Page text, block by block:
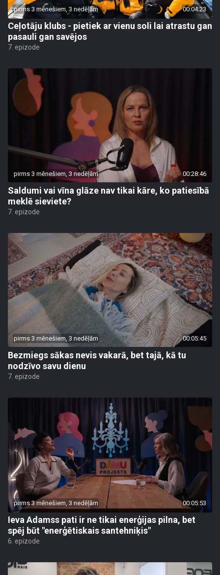
pirms 3 mēnešiem, 3 nedēļām 00:04:23
Ceļotāju klubs - pietiek ar vienu soli lai atrastu gan
pasauli gan savējos
7. epizode
pirms 3 mēnešiem, 3 nedēļām 00:28:46
Saldumi vai vīna glāze nav tikai kāre, ko patiesībā
meklē sieviete?
7. epizode
pirms 3 mēnešiem, 3 nedēļām 00:05:45
Bezmiegs sākas nevis vakarā, bet tajā, kā tu
nodzīvo savu dienu
7. epizode
pirms 3 mēnešiem, 3 nedēļām 00:05:53
Ieva Adamss pati ir ne tikai enerģijas pilna, bet
spēj būt "enerģētiskais santehniķis"
6. epizode